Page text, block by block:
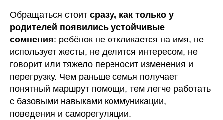
Обращаться стоит сразу, как только у
родителей появились устойчивые
сомнения: ребёнок не откликается на имя, не
использует жесты, не делится интересом, не
говорит или тяжело переносит изменения и
перегрузку. Чем раньше семья получает
понятный маршрут помощи, тем легче работать
с базовыми навыками коммуникации,
поведения и саморегуляции.